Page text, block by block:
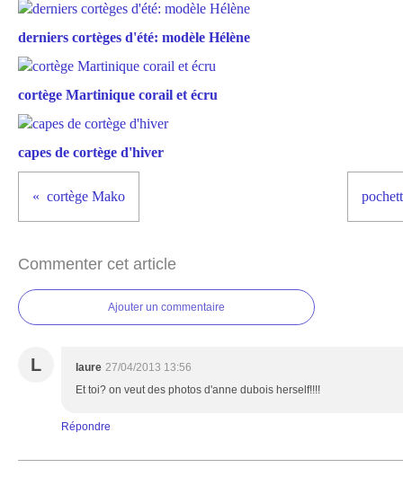
derniers cortèges d'été: modèle Hélène
cortège Martinique corail et écru
capes de cortège d'hiver
cortège Mako
Commenter cet article
Ajouter un commentaire
L laure 27/04/2013 13:56
Et toi? on veut des photos d'anne dubois herself!!!!
Répondre